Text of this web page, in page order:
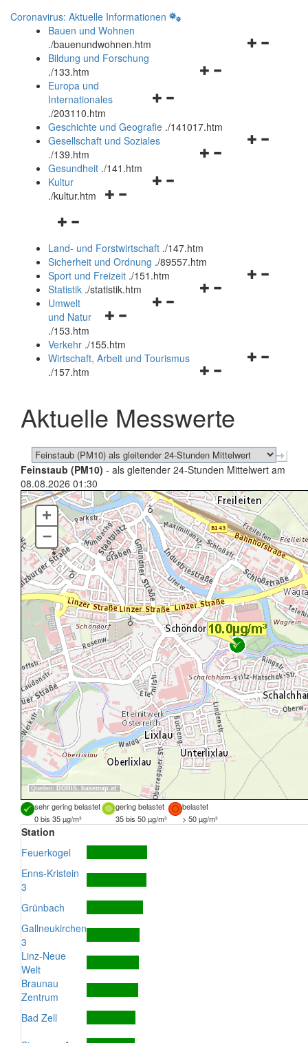
Coronavirus: Aktuelle Informationen
Bauen und Wohnen
./bauenundwohnen.htm
Navigationsmenü
Bildung und Forschung
./133.htm
Navigationsmenü
und
schließen
Europa und
Internationales
./203110.htm
Geschichte und Geografie ./141017.htm
Navigationsmenü
Gesellschaft und Soziales
./139.htm
Navigationsmenü
Gesundheit ./141.htm
Navigationsmenü
Kultur
./kultur.htm
Navigationsmenü
und
schließen
Land- und Forstwirtschaft ./147.htm
Sicherheit und Ordnung ./89557.htm
Navigationsmenü
Sport und Freizeit ./151.htm
Navigationsmenü
Statistik ./statistik.htm
Navigationsmenü
und
schließen
Umwelt
und Natur
./153.htm
Verkehr ./155.htm
Navigationsmenü
schließen
Wirtschaft, Arbeit und Tourismus
./157.htm
Aktuelle Messwerte
Feinstaub (PM10) - als gleitender 24-Stunden Mittelwert am
08.08.2026 01:30
Quellen: DORIS, basemap.at
+
–
sehr gering belastet gering belastet
belastet
0 bis 35 µg/m³
35 bis 50 µg/m³ > 50 µg/m³
Station
Feuerkogel
Enns-Kristein
3
Grünbach
Gallneukirchen
3
Linz-Neue
Welt
Braunau
Zentrum
Bad Zell